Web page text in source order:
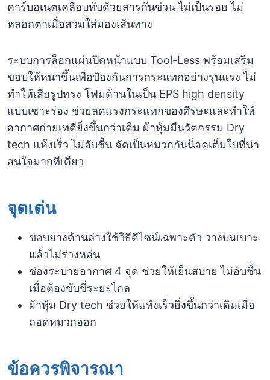
คาร์บอเนตเคลือบทับด้วยสารกันข่วน ไม่เป็นรอย ไม่
หลอกตาเมื่อสวมใส่มองเส้นทาง
ระบบการล็อกแผ่นปิดหน้าแบบ Tool-Less พร้อมเสริม
ขอบให้หนาขึ้นเพื่อป้องกันการกระแทกอย่างรุนแรง ไม่
ทำให้เสียรูปทรง โฟมด้านในเป็น EPS high density
แบบเซาะร่อง ช่วยลดแรงกระแทกของศีรษะและทำให้
อากาศถ่ายเทดียิ่งขึ้นกว่าเดิม ผ้าหุ้มมีนวัตกรรม Dry
tech แห้งเร็ว ไม่อับชื้น จัดเป็นหมวกกันน็อคเต็มใบที่น่า
สนใจมากทีเดียว
จุดเด่น
ขอบยางด้านล่างใช้วิธีดีไซน์เฉพาะตัว วางบนเบาะ
แล้วไม่ร่วงหล่น
ช่องระบายอากาศ 4 จุด ช่วยให้เย็นสบาย ไม่อับชื้น
เมื่อต้องขับขี่ระยะไกล
ผ้าหุ้ม Dry tech ช่วยให้แห้งเร็วยิ่งขึ้นกว่าเดิมเมื่อ
ถอดหมวกออก
ข้อควรพิจารณา​